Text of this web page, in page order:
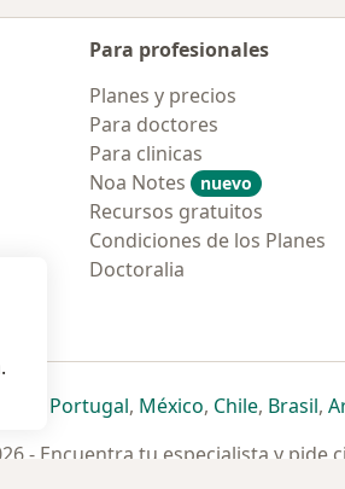
Para profesionales
Planes y precios
Para doctores
Para clinicas
Noa Notes
nuevo
Recursos gratuitos
Condiciones de los Planes
Doctoralia
pestaña
abre en una nueva pestaña
se abre en una nueva pestaña
Portugalse abre en una nueva
, Méxicose abre en una
, Chilese abre
, Brasilse
,
- Encuentra tu especialista y pide